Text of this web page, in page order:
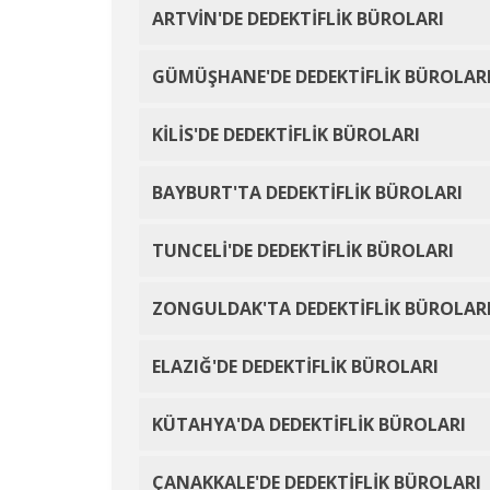
ARTVİN'DE DEDEKTİFLİK BÜROLARI
GÜMÜŞHANE'DE DEDEKTİFLİK BÜROLARI
KİLİS'DE DEDEKTİFLİK BÜROLARI
BAYBURT'TA DEDEKTİFLİK BÜROLARI
TUNCELİ'DE DEDEKTİFLİK BÜROLARI
ZONGULDAK'TA DEDEKTİFLİK BÜROLARI
ELAZIĞ'DE DEDEKTİFLİK BÜROLARI
KÜTAHYA'DA DEDEKTİFLİK BÜROLARI
ÇANAKKALE'DE DEDEKTİFLİK BÜROLARI